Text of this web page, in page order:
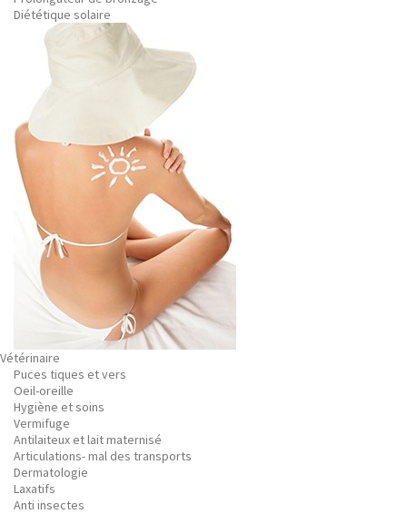
Diététique solaire
Vétérinaire
Puces tiques et vers
Oeil-oreille
Hygiène et soins
Vermifuge
Antilaiteux et lait maternisé
Articulations- mal des transports
Dermatologie
Laxatifs
Anti insectes